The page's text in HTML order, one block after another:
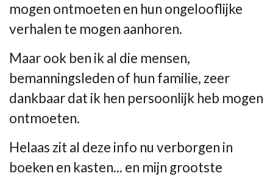
mogen ontmoeten en hun ongelooflijke
verhalen te mogen aanhoren.
Maar ook ben ik al die mensen,
bemanningsleden of hun familie, zeer
dankbaar dat ik hen persoonlijk heb mogen
ontmoeten.
Helaas zit al deze info nu verborgen in
boeken en kasten... en mijn grootste